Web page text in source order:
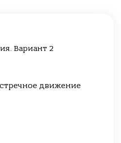
Вариант 2
движение